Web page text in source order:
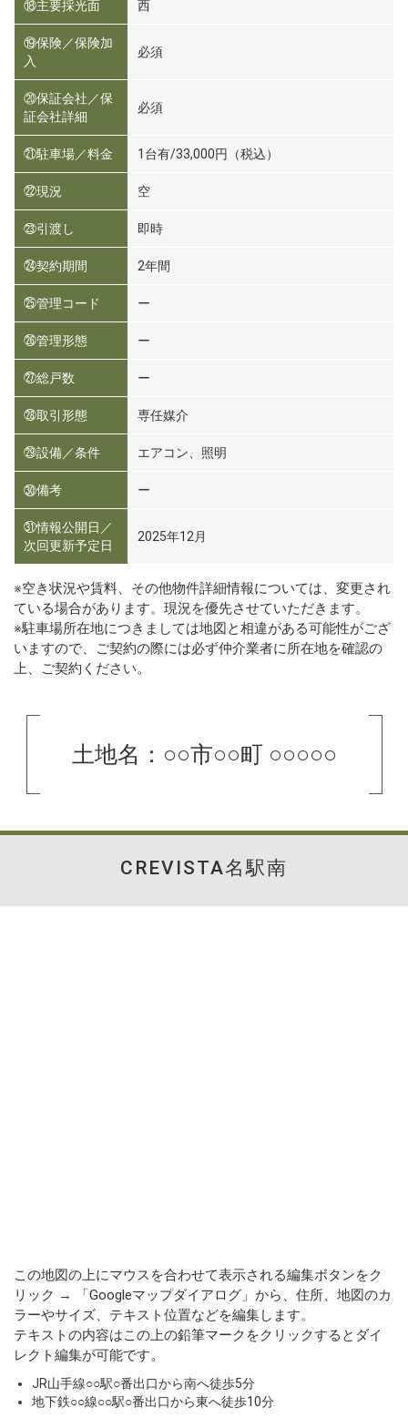
⑱主要採光面 西
⑲保険／保険加
入
必須
⑳保証会社／保
証会社詳細
必須
㉑駐車場／料金 1台有/33,000円（税込）
㉒現況 空
㉓引渡し 即時
㉔契約期間 2年間
㉕管理コード ー
㉖管理形態 ー
㉗総戸数 ー
㉘取引形態 専任媒介
㉙設備／条件 エアコン、照明
㉚備考 ー
㉛情報公開日／
次回更新予定日
2025年12月
※空き状況や賃料、その他物件詳細情報については、変更され
ている場合があります。現況を優先させていただきます。
※駐車場所在地につきましては地図と相違がある可能性がござ
いますので、ご契約の際には必ず仲介業者に所在地を確認の
上、ご契約ください。
土地名：○○市○○町 ○○○○○
CREVISTA名駅南
この地図の上にマウスを合わせて表示される編集ボタンをク
リック → 「Googleマップダイアログ」から、住所、地図のカ
ラーやサイズ、テキスト位置などを編集します。
テキストの内容はこの上の鉛筆マークをクリックするとダイ
レクト編集が可能です。
JR山手線○○駅○番出口から南へ徒歩5分
地下鉄○○線○○駅○番出口から東へ徒歩10分